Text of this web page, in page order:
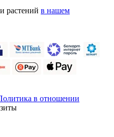
растений в нашем
в отношении